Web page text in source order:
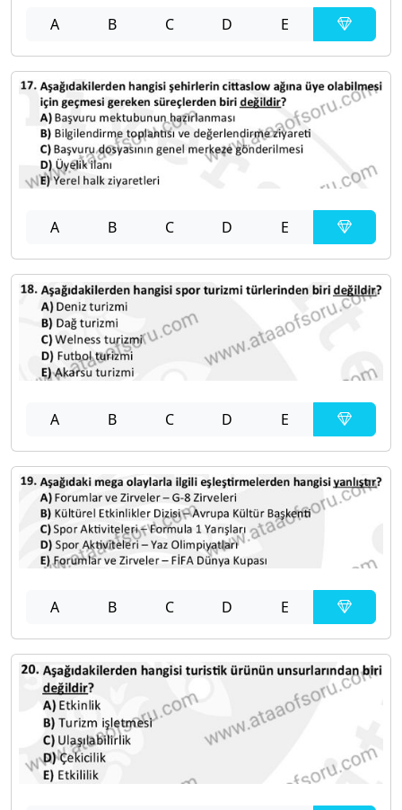
A B C D E
A B C D E
A B C D E
A B C D E